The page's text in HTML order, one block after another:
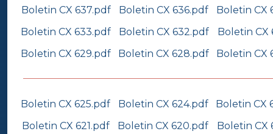
Boletin CX 637.pdf Boletin CX 636.pdf
Boletin CX
Boletin CX 633.pdf
Boletin CX 632.pdf
Boletin CX
Boletin CX 629.pdf
Boletin CX 628.pdf Boletin CX
Boletin CX 625.pdf Boletin CX 624.pdf
Boletin CX
Boletin CX 621.pdf
Boletin CX 620.pdf
Boletin CX